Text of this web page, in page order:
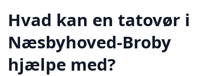
Hvad kan en tatovør i
Næsbyhoved-Broby
hjælpe med?